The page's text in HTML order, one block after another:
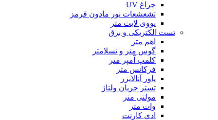
چراغ UV
تشعشعات نور مادون قرمز
یووی لایت متر
تست الکتریکی و برق
اهم متر
گوس متر و تسلامتر
کلمپ آمپر متر
فرکانس متر
پاور آنالایزر
تستر جریان ولتاژ
مولتی متر
وات متر
ادی کارنت